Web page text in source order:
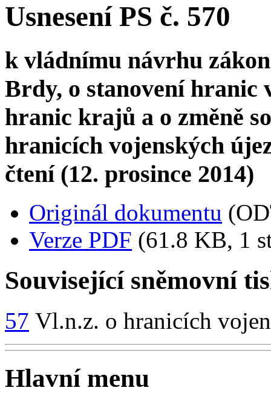
Usnesení PS č. 570
k vládnímu návrhu
Brdy, o stanovení hranic
hranic krajů a o změně
hranicích vojenských
čtení (12. prosince 2014)
Originál dokumentu
Verze PDF (61.8 KB, 1
Související sněmovní
57 Vl.n.z. o hranicích
Hlavní menu